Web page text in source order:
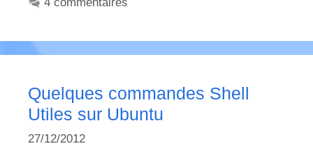
Quelques commandes Shell
Utiles sur Ubuntu
27/12/2012